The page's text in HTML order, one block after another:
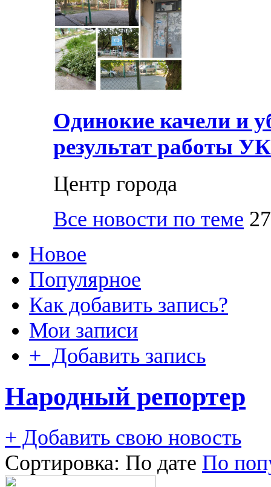
Одинокие качели и
результат работы
Центр города
Все новости по теме
Новое
Популярное
Как добавить запись?
Мои записи
+ Добавить запись
Народный репортер
+ Добавить свою новость
Сортировка: По дате По